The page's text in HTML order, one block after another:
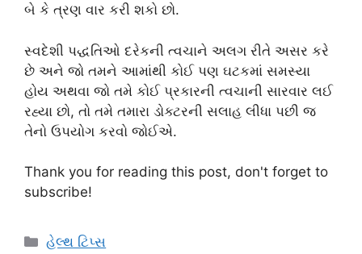
બે કે ત્રણ વાર કરી શકો છો.
સ્વદેશી પદ્ધતિઓ દરેકની ત્વચાને અલગ રીતે અસર કરે
છે અને જો તમને આમાંથી કોઈ પણ ઘટકમાં સમસ્યા
હોય અથવા જો તમે કોઈ પ્રકારની ત્વચાની સારવાર લઈ
રહ્યા છો, તો તમે તમારા ડોક્ટરની સલાહ લીધા પછી જ
તેનો ઉપયોગ કરવો જોઈએ.
Thank you for reading this post, don't forget to
subscribe!
Categories
હેલ્થ ટિપ્સ